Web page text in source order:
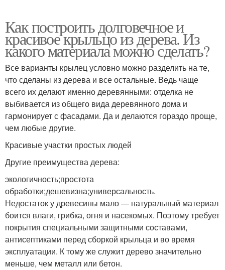
Как построить долговечное и
красивое крыльцо из дерева. Из
какого материала можно сделать?
Все варианты крылец условно можно разделить на те,
что сделаны из дерева и все остальные. Ведь чаще
всего их делают именно деревянными: отделка не
выбивается из общего вида деревянного дома и
гармонирует с фасадами. Да и делаются гораздо проще,
чем любые другие.
Красивые участки простых людей
Другие преимущества дерева:
экологичность;простота
обработки;дешевизна;универсальность.
Недостаток у древесины мало — натуральный материал
боится влаги, грибка, огня и насекомых. Поэтому требует
покрытия специальными защитными составами,
антисептиками перед сборкой крыльца и во время
эксплуатации. К тому же служит дерево значительно
меньше, чем металл или бетон.